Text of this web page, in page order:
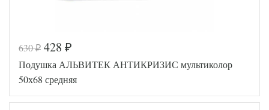
Код товара
Артикул
AL460704
Плотность
Размер
40х60
630₽ 428 ₽
Подушка АЛЬВИТЕК АНТИКРИЗИС мультиколор
50х68 средняя